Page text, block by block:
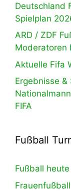
Deutschland
Spielplan
ARD / ZDF
Moderatoren
Aktuelle Fifa
Ergebnisse
FIFA
Fußball
Fußball